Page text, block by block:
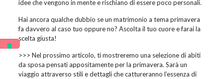
idee che vengono in mente e rischiano di essere poco personali.
Hai ancora qualche dubbio se un matrimonio a tema primavera
fa davvero al caso tuo oppure no? Ascolta il tuo cuore e farai la
scelta giusta!
>>> Nel prossimo articolo, ti mostreremo una selezione di abiti
da sposa pensati appositamente per la primavera. Sarà un
viaggio attraverso stili e dettagli che cattureranno l’essenza di